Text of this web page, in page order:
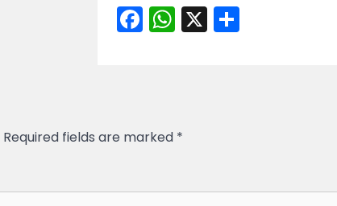
Facebook
WhatsApp
X Share
Required fields are marked *